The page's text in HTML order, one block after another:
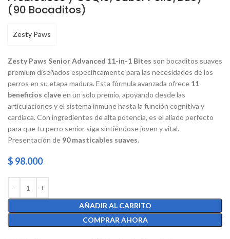
(90 Bocaditos)
Zesty Paws
Zesty Paws Senior Advanced 11-in-1 Bites son bocaditos suaves
premium diseñados específicamente para las necesidades de los
perros en su etapa madura. Esta fórmula avanzada ofrece 11
beneficios claveen un solo premio, apoyando desde las
articulaciones y el sistema inmune hasta la función cognitiva y
cardiaca. Con ingredientes de alta potencia, es el aliado perfecto
para que tu perro senior siga sintiéndose joven y vital.
Presentación de 90 masticables suaves.
$ 98.000
AÑADIR AL CARRITO
COMPRAR AHORA